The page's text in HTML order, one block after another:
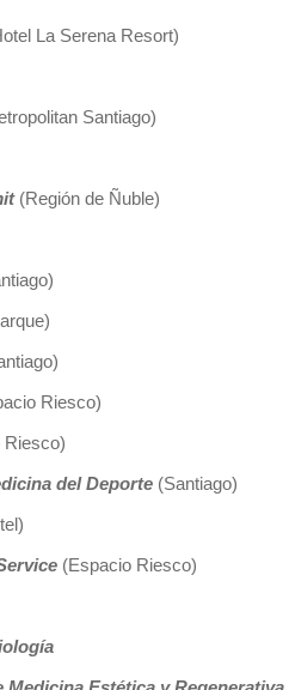
La Serena Resort)
Santiago)
(Región de Ñuble)
Riesco)
Riesco)
del Deporte (Santiago)
(Espacio Riesco)